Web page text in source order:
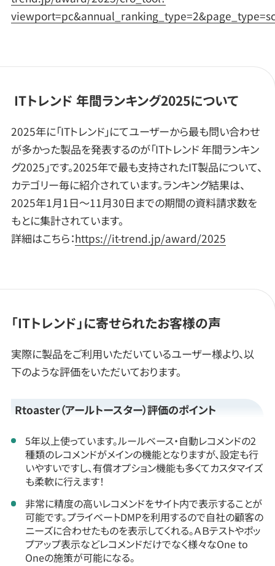
ITトレンド 年間ランキング2025について
2025年に「ITトレンド」にてユーザーから最も問い合わせ
が多かった製品を発表するのが「ITトレンド 年間ランキン
グ2025」です。2025年で最も支持されたIT製品について、
カテゴリー毎に紹介されています。ランキング結果は、
2025年1月1日～11月30日までの期間の資料請求数を
もとに集計されています。
詳細はこちら：https://it-trend.jp/award/2025
「ITトレンド」に寄せられたお客様の声
実際に製品をご利用いただいているユーザー様より、以
下のような評価をいただいております。
Rtoaster（アールトースター）評価のポイント
5年以上使っています。ルールベース・自動レコメンドの2
種類のレコメンドがメインの機能となりますが、設定も行
いやすいですし、有償オプション機能も多くてカスタマイズ
も柔軟に行えます！
非常に精度の高いレコメンドをサイト内で表示することが
可能です。プライベートDMPを利用するので自社の顧客の
ニーズに合わせたものを表示してくれる。ＡＢテストやポッ
プアップ表示などレコメンドだけでなく様々なOne to
Oneの施策が可能になる。